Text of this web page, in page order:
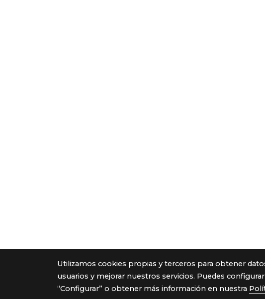
Utilizamos cookies propias y terceros para obtener
usuarios y mejorar nuestros servicios. Puedes
“Configurar” o obtener más información en nuestra